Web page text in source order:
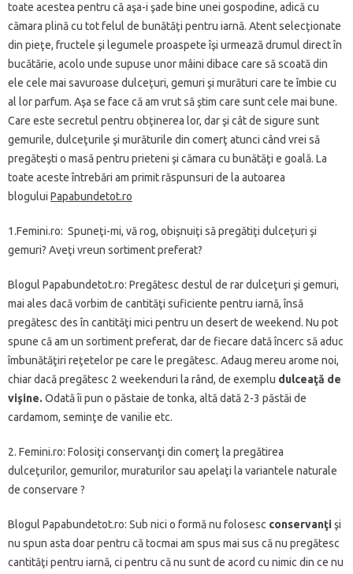
toate acestea pentru că aşa-i şade bine unei gospodine, adică cu
cămara plină cu tot felul de bunătăţi pentru iarnă. Atent selecţionate
din pieţe, fructele şi legumele proaspete îşi urmează drumul direct în
bucătărie, acolo unde supuse unor mâini dibace care să scoată din
ele cele mai savuroase dulceţuri, gemuri şi murături care te îmbie cu
al lor parfum. Aşa se face că am vrut să ştim care sunt cele mai bune.
Care este secretul pentru obţinerea lor, dar şi cât de sigure sunt
gemurile, dulceţurile şi murăturile din comerţ atunci când vrei să
pregăteşti o masă pentru prieteni şi cămara cu bunătăţi e goală. La
toate aceste întrebări am primit răspunsuri de la autoarea
blogului Papabundetot.ro
1.Femini.ro: Spuneţi-mi, vă rog, obişnuiţi să pregătiţi dulceţuri şi
gemuri? Aveţi vreun sortiment preferat?
Blogul Papabundetot.ro: Pregătesc destul de rar dulceţuri şi gemuri,
mai ales dacă vorbim de cantităţi suficiente pentru iarnă, însă
pregătesc des în cantităţi mici pentru un desert de weekend. Nu pot
spune că am un sortiment preferat, dar de fiecare dată încerc să aduc
îmbunătăţiri reţetelor pe care le pregătesc. Adaug mereu arome noi,
chiar dacă pregătesc 2 weekenduri la rând, de exemplu dulceaţă de
vişine. Odată îi pun o păstaie de tonka, altă dată 2-3 păstăi de
cardamom, seminţe de vanilie etc.
2. Femini.ro: Folosiţi conservanţi din comerţ la pregătirea
dulceţurilor, gemurilor, muraturilor sau apelaţi la variantele naturale
de conservare ?
Blogul Papabundetot.ro: Sub nici o formă nu folosesc conservanţişi
nu spun asta doar pentru că tocmai am spus mai sus că nu pregătesc
cantităţi pentru iarnă, ci pentru că nu sunt de acord cu nimic din ce nu